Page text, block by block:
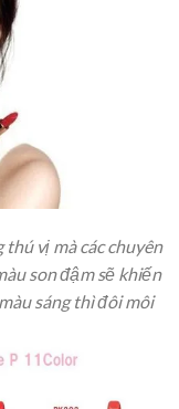
vị mà các chuyên
son đậm sẽ khiến
sáng thì đôi môi